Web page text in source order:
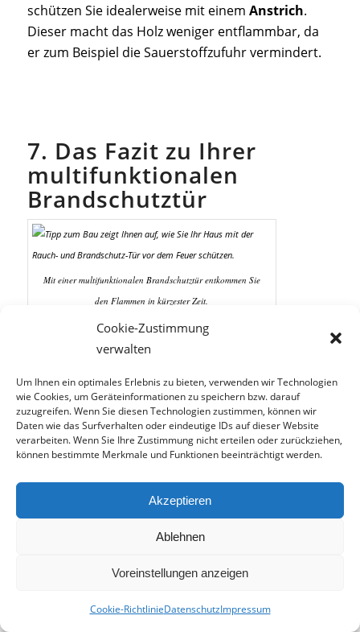
Cookie-Zustimmung
verwalten
Um Ihnen ein optimales Erlebnis zu bieten, verwenden wir Technologien
wie Cookies, um Geräteinformationen zu speichern bzw. darauf
zuzugreifen. Wenn Sie diesen Technologien zustimmen, können wir
Daten wie das Surfverhalten oder eindeutige IDs auf dieser Website
verarbeiten. Wenn Sie Ihre Zustimmung nicht erteilen oder zurückziehen,
können bestimmte Merkmale und Funktionen beeinträchtigt werden.
Akzeptieren
Ablehnen
Voreinstellungen anzeigen
Cookie-RichtlinieDatenschutzImpressum
schützen Sie idealerweise mit einem Anstrich.
Dieser macht das Holz weniger entflammbar, da
er zum Beispiel die Sauerstoffzufuhr vermindert.
7. Das Fazit zu Ihrer
multifunktionalen
Brandschutztür
Mit einer multifunktionalen Brandschutztür entkommen Sie
den Flammen in kürzester Zeit.
Gebäudebrände sorgen jedes Jahr für viel
Zerstörung und tragischerweise auch für einige
Todesfälle. Daher ist ein effizienter Brandschutz in
jedemGebäudeunerlässlich. Legen Sie deshalb
für Ihre eigeneSicherheitviel Wert auf die
Installation feuerhemmender Systeme. Im Notfall
retten diese Leben.
Einige Normen regeln diesbezüglich die Pflichten
öffentlicherBauten. Insbesondere in
Krankenhäusern, Altenheimen und Schulen gibt
Installationvon Brandschutz-Türen. Aber